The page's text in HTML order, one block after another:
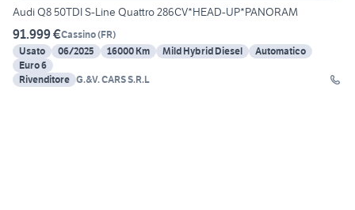
Audi Q8 50TDI S-Line Quattro 286CV*HEAD-UP*PANORAM
91.999 €Cassino(FR)
Usato
06/2025 16000 Km Mild Hybrid Diesel
Automatico
Euro 6
Rivenditore G.&V. CARS S.R.L